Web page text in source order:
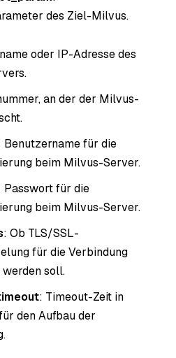
des Ziel-Milvus.
oder IP-Adresse des
an der der Milvus-
Benutzername für die
beim Milvus-Server.
Passwort für die
beim Milvus-Server.
: Ob TLS/SSL-
für die Verbindung
soll.
: Timeout-Zeit in
den Aufbau der